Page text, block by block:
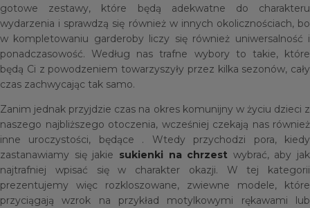
gotowe zestawy, które będą adekwatne do charakteru
wydarzenia i sprawdzą się również w innych okolicznościach, bo
w kompletowaniu garderoby liczy się również uniwersalność i
ponadczasowość. Według nas trafne wybory to takie, które
będą Ci z powodzeniem towarzyszyły przez kilka sezonów, cały
czas zachwycając tak samo.
Zanim jednak przyjdzie czas na okres komunijny w życiu dzieci z
naszego najbliższego otoczenia, wcześniej czekają nas również
inne uroczystości, będące . Wtedy przychodzi pora, kiedy
zastanawiamy się jakie sukienki na chrzest wybrać, aby jak
najtrafniej wpisać się w charakter okazji. W tej kategorii
prezentujemy więc rozkloszowane, zwiewne modele, które
przyciągają wzrok na przykład motylkowymi rękawami lub